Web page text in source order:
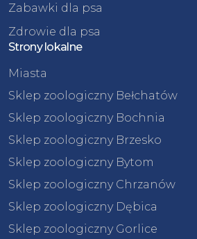
Zabawki dla psa
Zdrowie dla psa
Strony lokalne
Miasta
Sklep zoologiczny Bełchatów
Sklep zoologiczny Bochnia
Sklep zoologiczny Brzesko
Sklep zoologiczny Bytom
Sklep zoologiczny Chrzanów
Sklep zoologiczny Dębica
Sklep zoologiczny Gorlice